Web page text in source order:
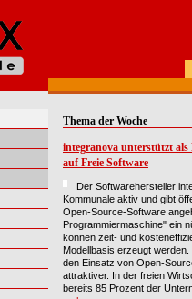
Thema der Woche
integranova unterstützt
auf Freie Software
Der Softwarehersteller
Kommunale aktiv und gibt
Open-Source-Software
Programmiermaschine" ein
können zeit- und
Modellbasis erzeugt
den Einsatz von Open-
attraktiver. In der freien
bereits 85 Prozent der